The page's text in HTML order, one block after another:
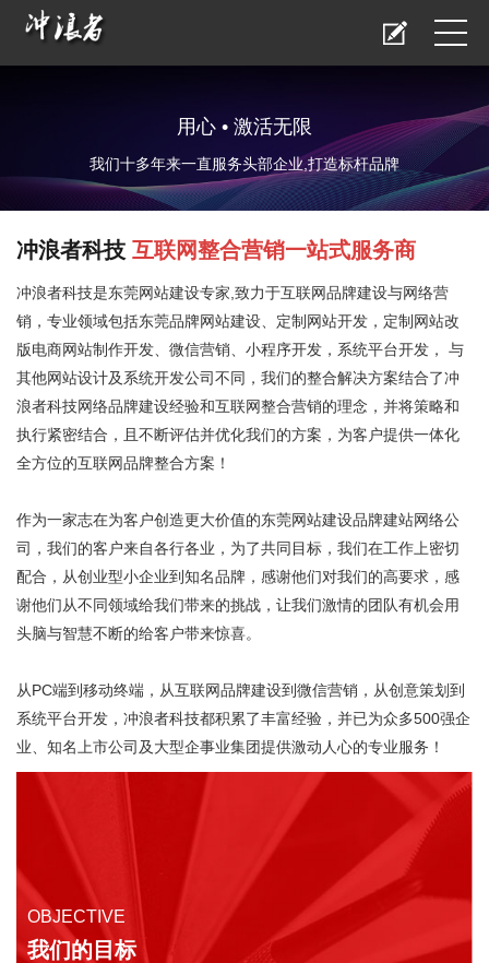
用心 • 激活无限
我们十多年来一直服务头部企业,打造标杆品牌
冲浪者科技 互联网整合营销一站式服务商
冲浪者科技是东莞网站建设专家,致力于互联网品牌建设与网络营
销，专业领域包括东莞品牌网站建设 、定制网站开发，定制网站改
版电商网站制作开发、微信营销、小程序开发，系统平台开发， 与
其他网站设计及系统开发公司不同，我们的整合解决方案结合了冲
浪者科技网络品牌建设经验和互联网整合营销的理念，并将策略和
执行紧密结合，且不断评估并优化我们的方案，为客户提供一体化
全方位的互联网品牌整合方案！
作为一家志在为客户创造更大价值的东莞网站建设品牌建站网络公
司 ，我们的客户来自各行各业，为了共同目标，我们在工作上密切
配合，从创业型小企业到知名品牌，感谢他们对我们的高要求，感
谢他们从不同领域给我们带来的挑战，让我们激情的团队有机会用
头脑与智慧不断的给客户带来惊喜。
从PC端到移动终端，从互联网品牌建设到微信营销，从创意策划到
系统平台开发，冲浪者科技都积累了丰富经验，并已为众多500强企
业、知名上市公司及大型企事业集团提供激动人心的专业服务！
OBJECTIVE
我们的目标